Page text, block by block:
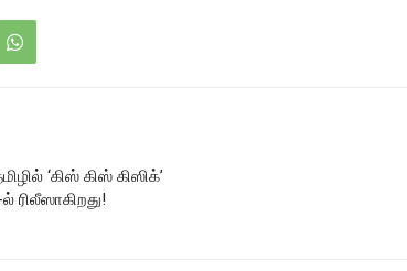
‘கிஸ் கிஸ் கிஸிக்’
ரிலீஸாகிறது!